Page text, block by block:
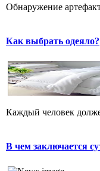
Обнаружение
Как выбрать одеяло?
Каждый человек
В чем заключается